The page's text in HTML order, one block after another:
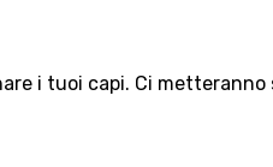
i tuoi capi. Ci